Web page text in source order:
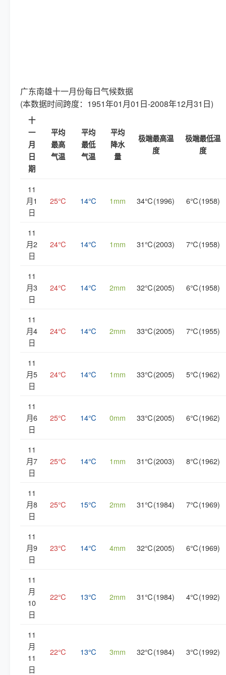
广东南雄十一月份每日气候数据
(本数据时间跨度：1951年01月01日-2008年12月31日)
十
一
月
日
期
平均
最高
气温
平均
最低
气温
平均
降水
量
极端最高温
度
极端最低温
度
11
月1
日
25℃ 14℃ 1mm 34℃(1996) 6℃(1958)
11
月2
日
24℃ 14℃ 1mm 31℃(2003) 7℃(1958)
11
月3
日
24℃ 14℃ 2mm 32℃(2005) 6℃(1958)
11
月4
日
24℃ 14℃ 2mm 33℃(2005) 7℃(1955)
11
月5
日
24℃ 14℃ 1mm 33℃(2005) 5℃(1962)
11
月6
日
25℃ 14℃ 0mm 33℃(2005) 6℃(1962)
11
月7
日
25℃ 14℃ 1mm 31℃(2003) 8℃(1962)
11
月8
日
25℃ 15℃ 2mm 31℃(1984) 7℃(1969)
11
月9
日
23℃ 14℃ 4mm 32℃(2005) 6℃(1969)
11
月
10
日
22℃ 13℃ 2mm 31℃(1984) 4℃(1992)
11
月
11
日
22℃ 13℃ 3mm 32℃(1984) 3℃(1992)